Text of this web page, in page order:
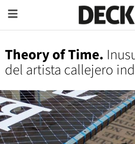
Theory of Time.
del artista callejero